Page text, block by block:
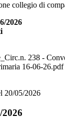
collegio di
2026
238 -
16-06-26.pdf
20/05/2026